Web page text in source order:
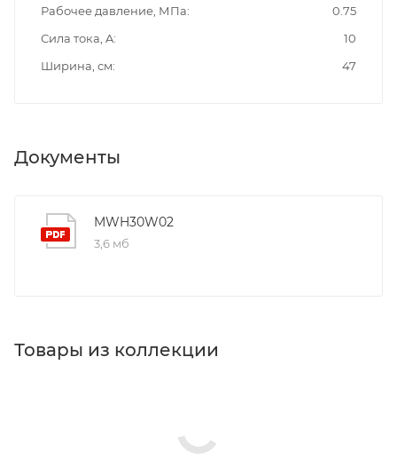
Рабочее давление, МПа
0.75
Сила тока, A
10
Ширина, см
47
Документы
MWH30W02
3,6 мб
Товары из коллекции